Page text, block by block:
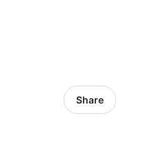
Share